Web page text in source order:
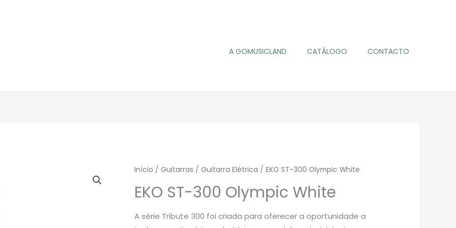
A GOMUSICLAND CATÁLOGO CONTACTO
Início / Guitarras / Guitarra Elétrica / EKO ST-300 Olympic White
EKO ST-300 Olympic White
A série Tribute 300 foi criada para oferecer a oportunidade a